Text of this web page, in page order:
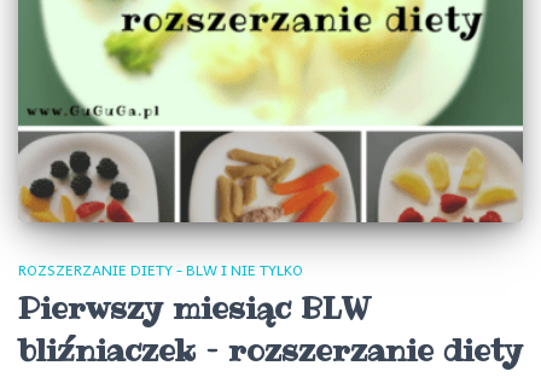
ROZSZERZANIE DIETY - BLW I NIE TYLKO
Pierwszy miesiąc BLW
bliźniaczek – rozszerzanie diety